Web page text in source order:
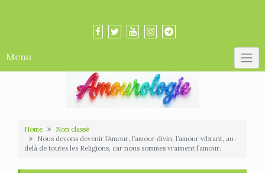
Menu
Home
Non classé
Nous devons devenir l’Amour, l’amour divin, l’amour vibrant, au-
delà de toutes les Religions, car nous sommes vraiment l’amour.